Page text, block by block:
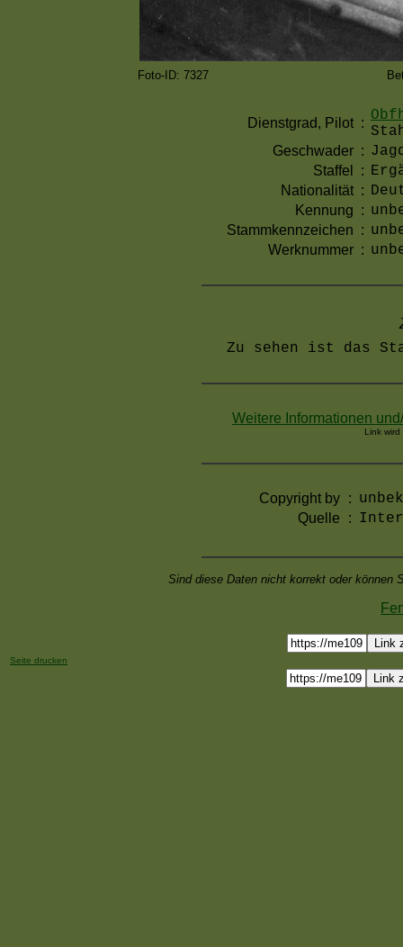
Foto-ID: 7327
Dienstgrad, Pilot :
Geschwader :
Staffel :
Nationalität :
Kennung :
Stammkennzeichen :
Werknummer :
Zu sehen ist das
Weitere Informationen
Link
Copyright by :
Quelle :
Sind diese Daten nicht korrekt oder können
Seite drucken
Link
Link